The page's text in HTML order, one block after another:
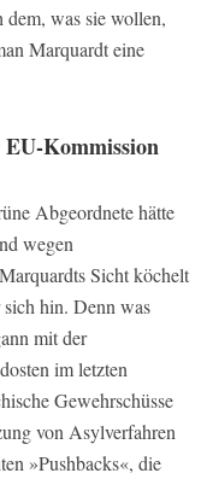
was sie wollen,
Marquardt eine
Kommission
Abgeordnete hätte
wegen
Sicht köchelt
hin. Denn was
mit der
im letzten
Gewehrschüsse
von Asylverfahren
»Pushbacks«, die